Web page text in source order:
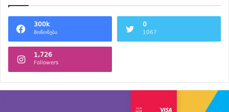
300k
მოწონება
0
1067
1,726
Followers